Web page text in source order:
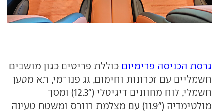
גרסת הכניסה פרימיום כוללת פריטים כגון מושבים
חשמליים עם זכרונות וחימום, גג פנורמי, תא מטען
חשמלי, לוח מחוונים דיגיטלי ("12.3) ומסך
מולטימדיה ("11.9) עם מצלמת רוורס ומשטח טעינה